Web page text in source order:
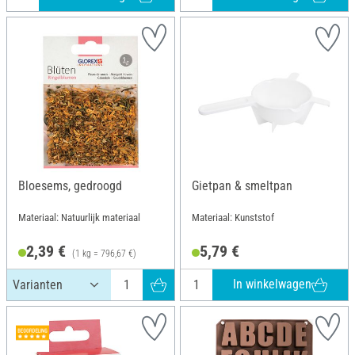
Bloesems, gedroogd
Materiaal: Natuurlijk materiaal
2,39 € (1 kg = 796,67 €)
Gietpan & smeltpan
Materiaal: Kunststof
5,79 €
In winkelwagen